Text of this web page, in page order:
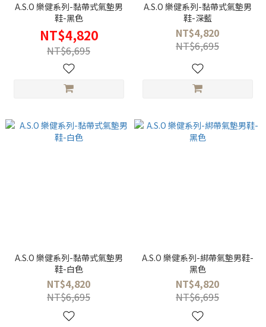
A.S.O 樂健系列-黏帶式氣墊男
鞋-黑色
NT$4,820
NT$6,695
A.S.O 樂健系列-黏帶式氣墊男
鞋-深藍
NT$4,820
NT$6,695
A.S.O 樂健系列-黏帶式氣墊男
鞋-白色
NT$4,820
NT$6,695
A.S.O 樂健系列-綁帶氣墊男鞋-
黑色
NT$4,820
NT$6,695